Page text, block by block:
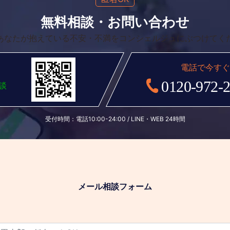
無料相談・お問い合わせ
なたが抱えている不安・不満をコンシェルジュにぶつけてく
受付時間：電話10:00-24:00 / LINE・WEB 24時間
メール相談フォーム